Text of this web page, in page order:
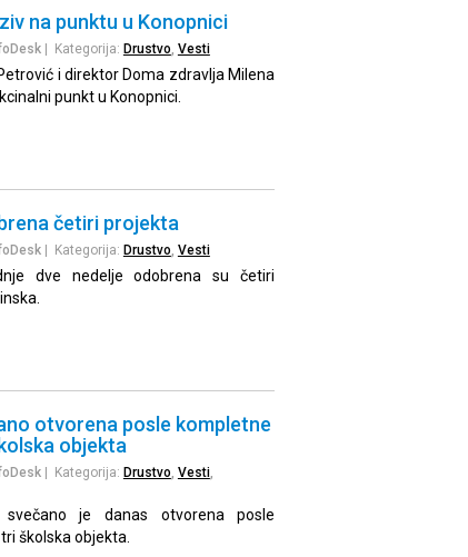
na punktu u Konopnici
| Kategorija: Drustvo, Vesti
i direktor Doma zdravlja Milena
punkt u Konopnici.
četiri projekta
| Kategorija: Drustvo, Vesti
dve nedelje odobrena su četiri
otvorena posle kompletne
objekta
| Kategorija: Drustvo, Vesti,
svečano je danas otvorena posle
školska objekta.